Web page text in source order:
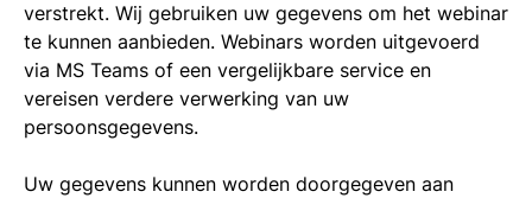
verstrekt. Wij gebruiken uw gegevens om het webinar
te kunnen aanbieden. Webinars worden uitgevoerd
via MS Teams of een vergelijkbare service en
vereisen verdere verwerking van uw
persoonsgegevens.
Uw gegevens kunnen worden doorgegeven aan